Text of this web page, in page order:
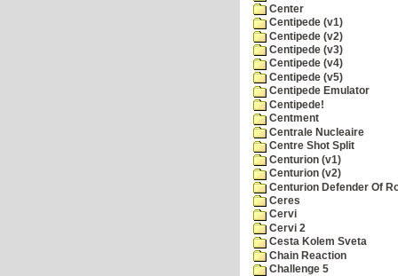
Center
Centipede (v1)
Centipede (v2)
Centipede (v3)
Centipede (v4)
Centipede (v5)
Centipede Emulator
Centipede!
Centment
Centrale Nucleaire
Centre Shot Split
Centurion (v1)
Centurion (v2)
Centurion Defender Of
Ceres
Cervi
Cervi 2
Cesta Kolem Sveta
Chain Reaction
Challenge 5